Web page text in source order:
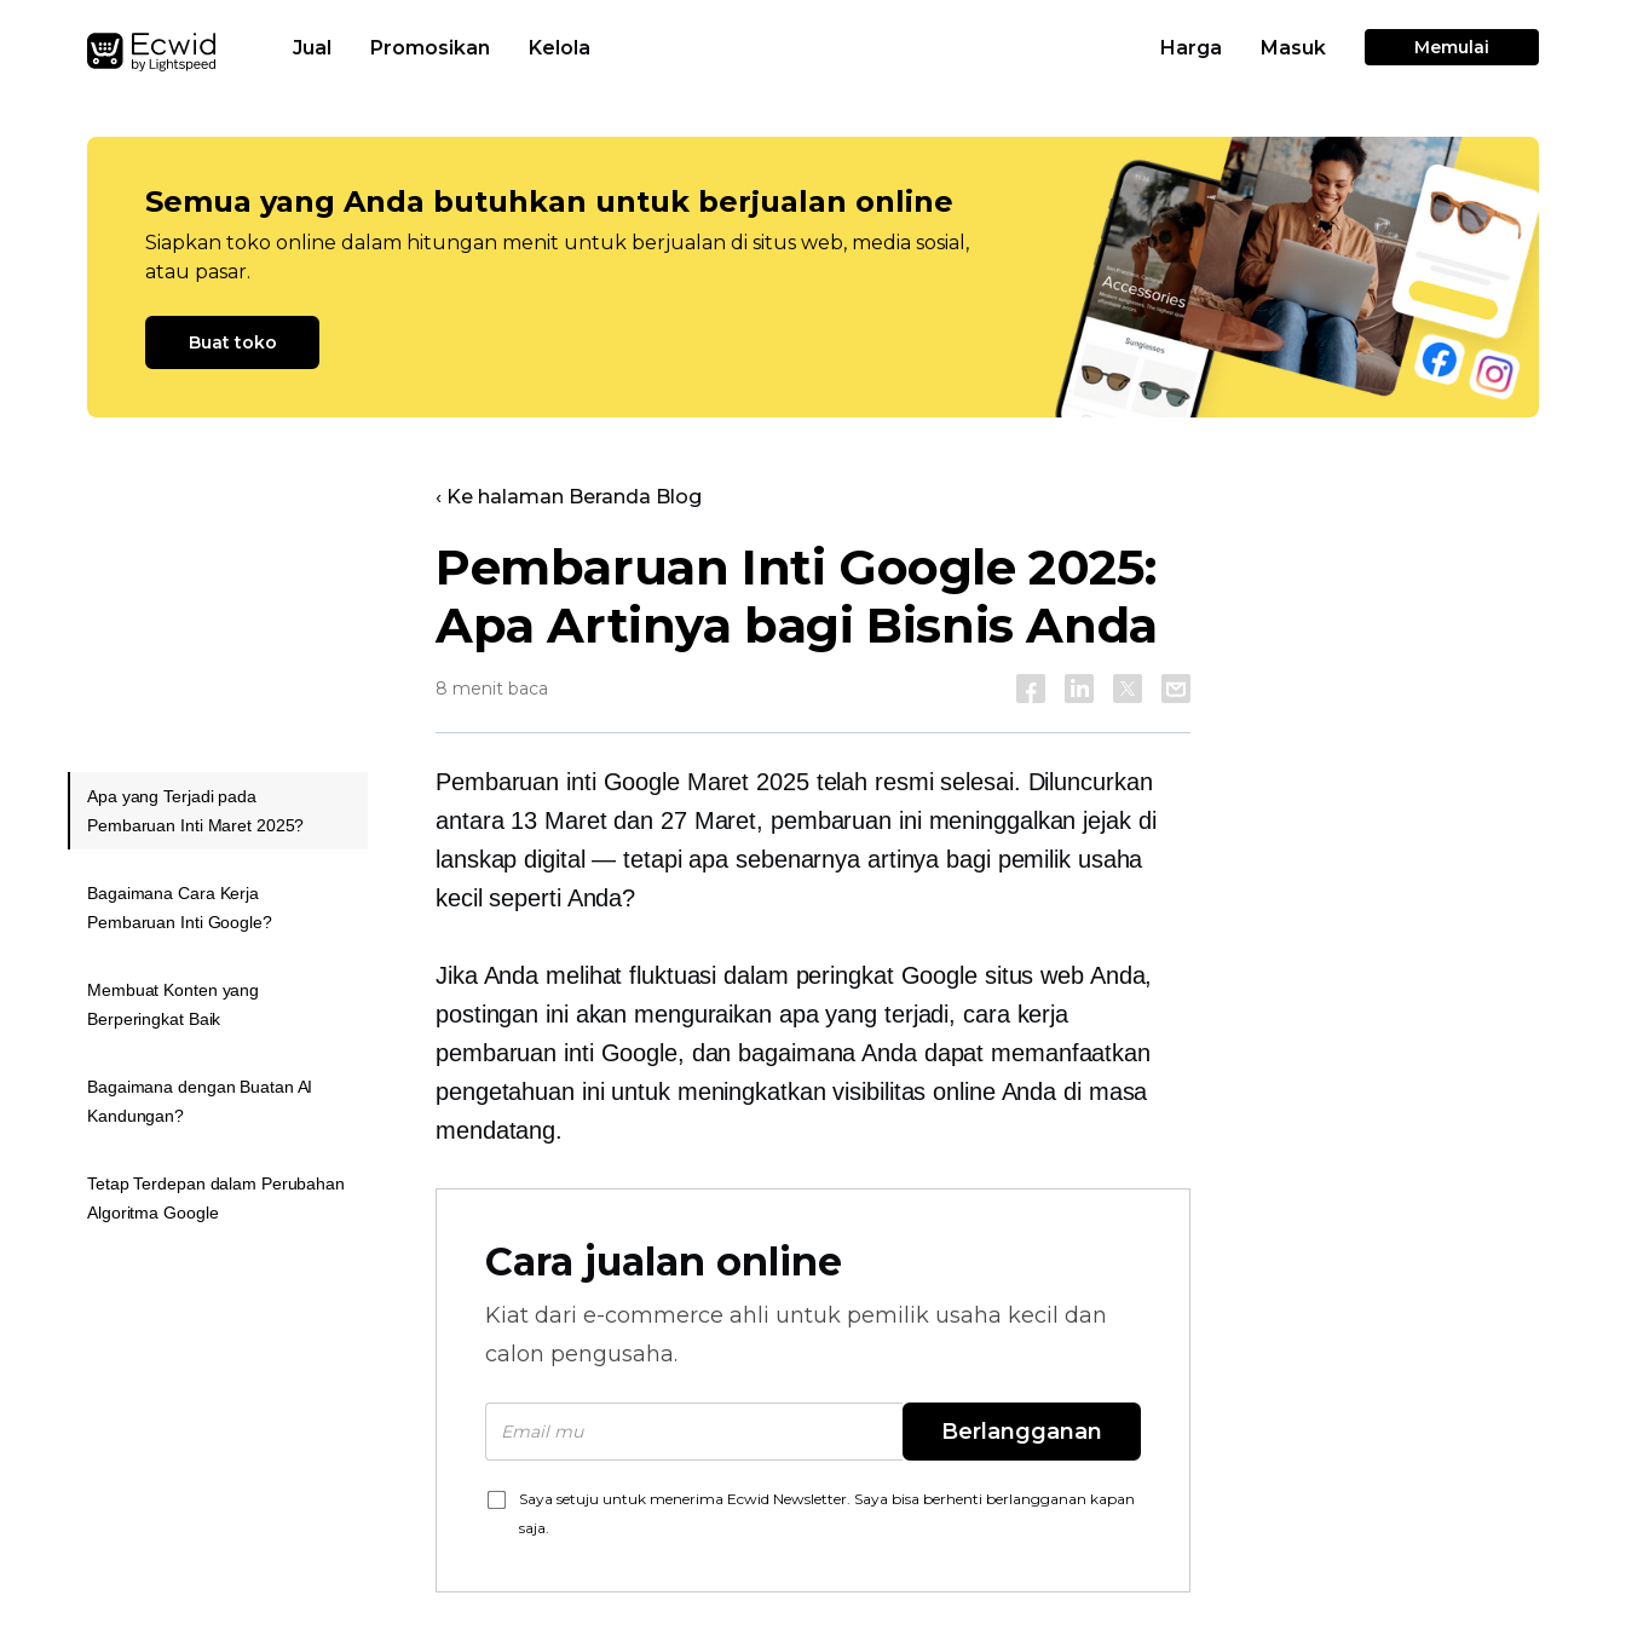
Jual Promosikan Kelola Harga Masuk Memulai
Semua yang Anda butuhkan untuk berjualan online
Siapkan toko online dalam hitungan menit untuk berjualan di situs web, media sosial,
atau pasar.
Buat toko
‹ Ke halaman Beranda Blog
Pembaruan Inti Google 2025:
Apa Artinya bagi Bisnis Anda
8 menit baca
Pembaruan inti Google Maret 2025 telah resmi selesai. Diluncurkan
antara 13 Maret dan 27 Maret, pembaruan ini meninggalkan jejak di
lanskap digital — tetapi apa sebenarnya artinya bagi pemilik usaha
kecil seperti Anda?
Jika Anda melihat fluktuasi dalam peringkat Google situs web Anda,
postingan ini akan menguraikan apa yang terjadi, cara kerja
pembaruan inti Google, dan bagaimana Anda dapat memanfaatkan
pengetahuan ini untuk meningkatkan visibilitas online Anda di masa
mendatang.
Cara jualan online
Kiat dari e-commerce ahli untuk pemilik usaha kecil dan
calon pengusaha.
Berlangganan
Saya setuju untuk menerima Ecwid Newsletter. Saya bisa berhenti berlangganan kapan
saja.
Apa yang Terjadi pada
Pembaruan Inti Maret 2025?
Bagaimana Cara Kerja
Pembaruan Inti Google?
Membuat Konten yang
Berperingkat Baik
Bagaimana dengan Buatan AI
Kandungan?
Tetap Terdepan dalam Perubahan
Algoritma Google